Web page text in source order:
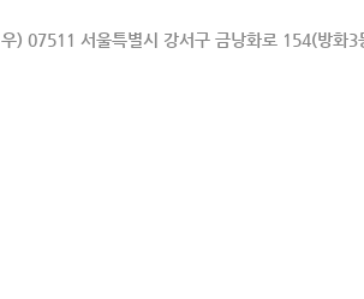
우) 07511 서울특별시 강서구 금낭화로 154(방화3